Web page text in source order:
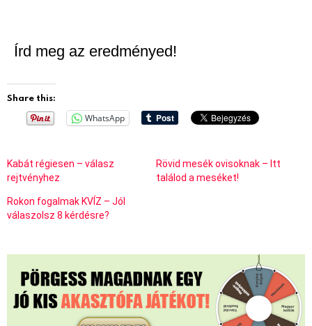
Írd meg az eredményed!
Share this:
WhatsApp
Kabát régiesen – válasz
rejtvényhez
Rövid mesék ovisoknak – Itt
találod a meséket!
Rokon fogalmak KVÍZ – Jól
válaszolsz 8 kérdésre?